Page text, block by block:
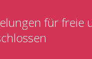
für freie